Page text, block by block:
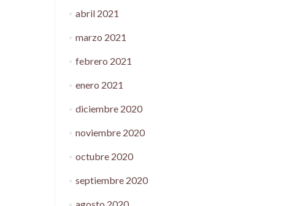
abril 2021
marzo 2021
febrero 2021
enero 2021
diciembre 2020
noviembre 2020
octubre 2020
septiembre 2020